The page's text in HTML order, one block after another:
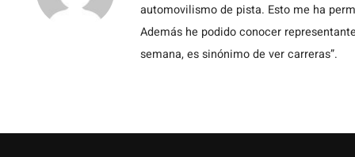
automovilismo de pista. Esto me ha
Además he podido conocer
semana, es sinónimo de ver carreras”.